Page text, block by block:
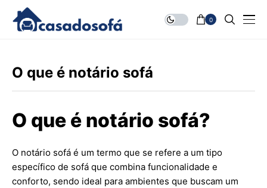
0
O que é notário sofá
O que é notário sofá?
O notário sofá é um termo que se refere a um tipo
específico de sofá que combina funcionalidade e
conforto, sendo ideal para ambientes que buscam um